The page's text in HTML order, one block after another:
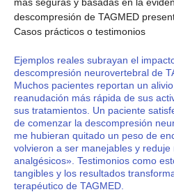
descompresión de TAGMED
Casos prácticos o testimonios
Ejemplos reales subrayan el
descompresión neurovertebral de
Muchos pacientes reportan un
reanudación más rápida de sus
sus tratamientos. Un paciente
de comenzar la descompresión
me hubieran quitado un peso de
volvieron a ser manejables y
analgésicos». Testimonios como
tangibles y los resultados
terapéutico de TAGMED.